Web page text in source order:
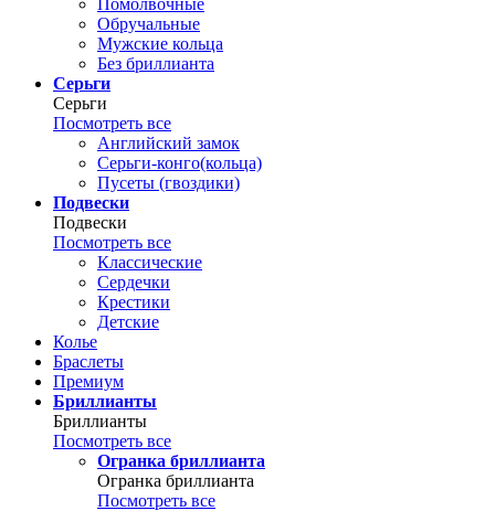
Помолвочные
Обручальные
Мужские кольца
Без бриллианта
Серьги
Серьги
Посмотреть все
Английский замок
Серьги-конго(кольца)
Пусеты (гвоздики)
Подвески
Подвески
Посмотреть все
Классические
Сердечки
Крестики
Детские
Колье
Браслеты
Премиум
Бриллианты
Бриллианты
Посмотреть все
Огранка бриллианта
Огранка бриллианта
Посмотреть все